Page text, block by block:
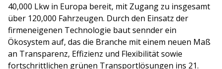
40,000 Lkw in Europa bereit, mit Zugang zu insgesamt
über 120,000 Fahrzeugen. Durch den Einsatz der
firmeneigenen Technologie baut sennder ein
Ökosystem auf, das die Branche mit einem neuen Maß
an Transparenz, Effizienz und Flexibilität sowie
fortschrittlichen grünen Transportlösungen ins 21.